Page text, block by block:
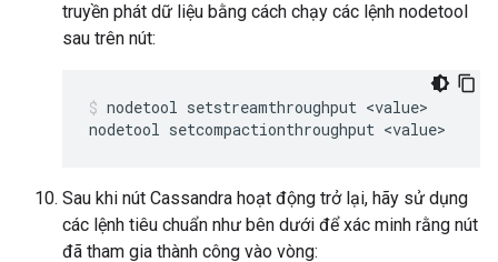
truyền phát dữ liệu bằng cách chạy các lệnh nodetool
sau trên nút:
nodetool setstreamthroughput <value>
nodetool setcompactionthroughput <value>
Sau khi nút Cassandra hoạt động trở lại, hãy sử dụng
các lệnh tiêu chuẩn như bên dưới để xác minh rằng nút
đã tham gia thành công vào vòng: